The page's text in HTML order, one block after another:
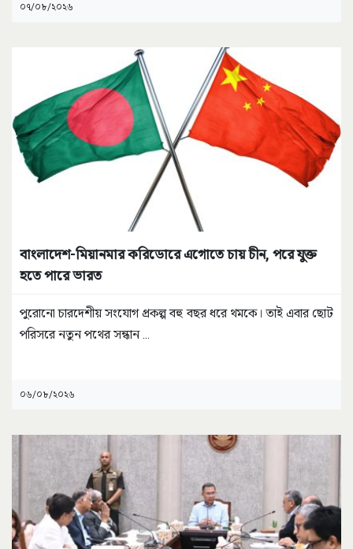
০৭/০৮/২০২৬
বাংলাদেশ-মিয়ানমার করিডোরে এগোতে চায় চীন, পরে যুক্ত
হতে পারে ভারত
পুরোনো চারদেশীয় সংযোগ প্রকল্প বহু বছর ধরে থমকে। তাই এবার ছোট
পরিসরে নতুন পথের সন্ধান...
০৬/০৮/২০২৬